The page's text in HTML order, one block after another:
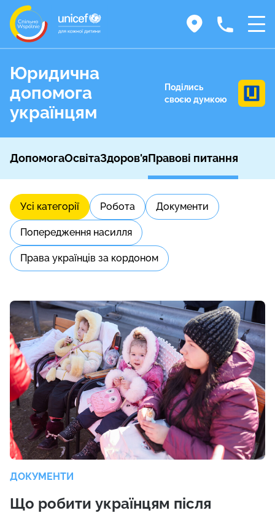
Юридична
допомога
українцям
Поділись
своєю думкою
ДопомогаОсвітаЗдоров'яПравові питання
Усі категорії Робота Документи
Попередження насилля
Права українців за кордоном
ДОКУМЕНТИ
Що робити українцям після